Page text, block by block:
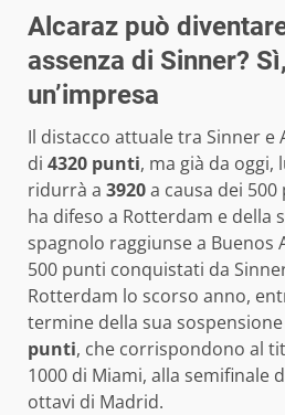
Alcaraz può
assenza di Sinner?
un’impresa
Il distacco attuale tra Sinner e
di 4320 punti, ma già da oggi,
ridurrà a 3920a causa dei
ha difeso a Rotterdam e della
spagnolo raggiunse a Buenos
500 punti conquistati da
Rotterdam lo scorso anno,
termine della sua
punti, che corrispondono al
1000 di Miami, alla semifinale
ottavi di Madrid.